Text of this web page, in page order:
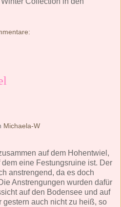
Michaela-W
auf dem Hohentwiel,
eine Festungsruine ist. Der
anstrengend, da es doch
Anstrengungen wurden dafür
auf den Bodensee und auf
auch nicht zu heiß, so